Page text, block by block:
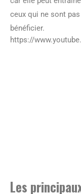
ceux qui ne sont
bénéficier.
https://
Les